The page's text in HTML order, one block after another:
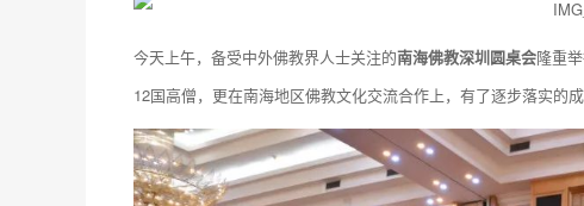
今天上午，备受中外佛教界人士关注的南海佛教深圳圆桌会隆重
12国高僧，更在南海地区佛教文化交流合作上，有了逐步落实的成